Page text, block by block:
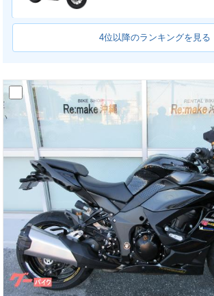
4位以降のランキングを見る